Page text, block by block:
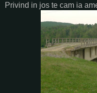
Privind in jos te cam ia